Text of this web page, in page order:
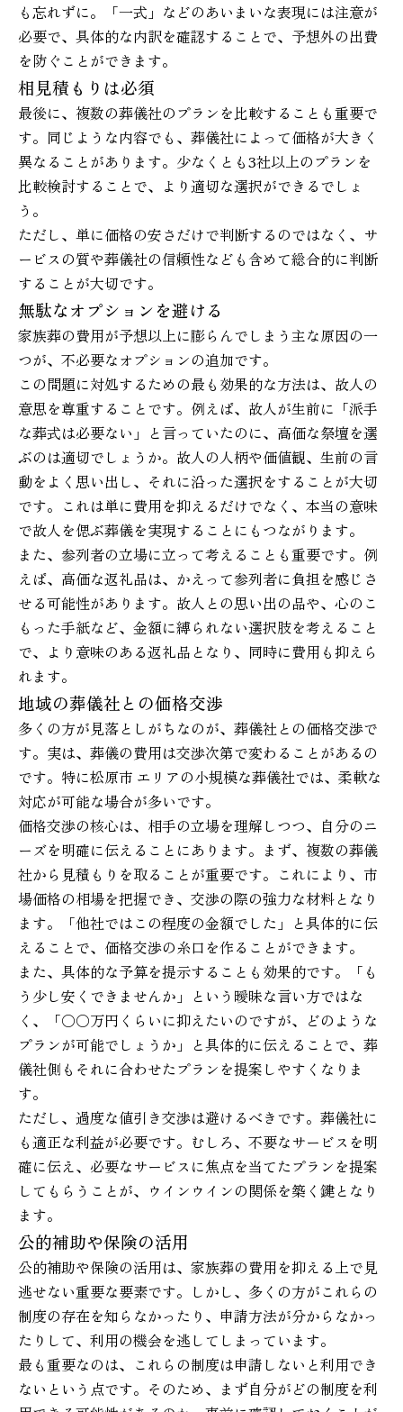
も忘れずに。「一式」などのあいまいな表現には注意が
必要で、具体的な内訳を確認することで、予想外の出費
を防ぐことができます。
相見積もりは必須
最後に、複数の葬儀社のプランを比較することも重要で
す。同じような内容でも、葬儀社によって価格が大きく
異なることがあります。少なくとも3社以上のプランを
比較検討することで、より適切な選択ができるでしょ
う。
ただし、単に価格の安さだけで判断するのではなく、サ
ービスの質や葬儀社の信頼性なども含めて総合的に判断
することが大切です。
無駄なオプションを避ける
家族葬の費用が予想以上に膨らんでしまう主な原因の一
つが、不必要なオプションの追加です。
この問題に対処するための最も効果的な方法は、故人の
意思を尊重することです。例えば、故人が生前に「派手
な葬式は必要ない」と言っていたのに、高価な祭壇を選
ぶのは適切でしょうか。故人の人柄や価値観、生前の言
動をよく思い出し、それに沿った選択をすることが大切
です。これは単に費用を抑えるだけでなく、本当の意味
で故人を偲ぶ葬儀を実現することにもつながります。
また、参列者の立場に立って考えることも重要です。例
えば、高価な返礼品は、かえって参列者に負担を感じさ
せる可能性があります。故人との思い出の品や、心のこ
もった手紙など、金額に縛られない選択肢を考えること
で、より意味のある返礼品となり、同時に費用も抑えら
れます。
地域の葬儀社との価格交渉
多くの方が見落としがちなのが、葬儀社との価格交渉で
す。実は、葬儀の費用は交渉次第で変わることがあるの
です。特に松原市 エリアの小規模な葬儀社では、柔軟な
対応が可能な場合が多いです。
価格交渉の核心は、相手の立場を理解しつつ、自分のニ
ーズを明確に伝えることにあります。まず、複数の葬儀
社から見積もりを取ることが重要です。これにより、市
場価格の相場を把握でき、交渉の際の強力な材料となり
ます。「他社ではこの程度の金額でした」と具体的に伝
えることで、価格交渉の糸口を作ることができます。
また、具体的な予算を提示することも効果的です。「も
う少し安くできませんか」という曖昧な言い方ではな
く、「○○万円くらいに抑えたいのですが、どのような
プランが可能でしょうか」と具体的に伝えることで、葬
儀社側もそれに合わせたプランを提案しやすくなりま
す。
ただし、過度な値引き交渉は避けるべきです。葬儀社に
も適正な利益が必要です。むしろ、不要なサービスを明
確に伝え、必要なサービスに焦点を当てたプランを提案
してもらうことが、ウインウインの関係を築く鍵となり
ます。
公的補助や保険の活用
公的補助や保険の活用は、家族葬の費用を抑える上で見
逃せない重要な要素です。しかし、多くの方がこれらの
制度の存在を知らなかったり、申請方法が分からなかっ
たりして、利用の機会を逃してしまっています。
最も重要なのは、これらの制度は申請しないと利用でき
ないという点です。そのため、まず自分がどの制度を利